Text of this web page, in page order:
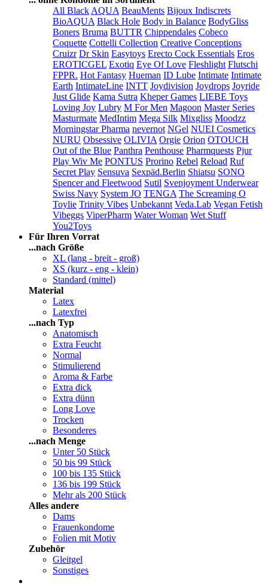
All Black AQUA BeauMents Bijoux Indiscrets
BioAQUA Black Hole Body in Balance BodyGliss
Boners Bruma BUTTR Chippendales Cobeco
Coquette Cottelli Collection Creative Conceptions
Cruizr Dr Skin Easytoys Erecto Cock Essentials Eros
EROTICGEL Exotiq Eye Of Love Fleshlight Flutschi
FPPR. Hot Fantasy Hueman ID Lube Intimate Intimate
Earth IntimateLine INTT Joydivision Joydrops Joyride
Just Glide Kama Sutra Kheper Games LIEBE Toys
Loving Joy Lubry M For Men Magoon Master Series
Masturmate MedIntim Mega Silk Mixgliss Moodzz
Morningstar Pharma nevernot NGel NUEI Cosmetics
NURU Obsessive OLIVIA Orgie Orion OTOUCH
Out of the Blue Panthra Penthouse Pharmquests Pjur
Play Wiv Me PONTUS Prorino Rebel Reload Ruf
Secret Play Sensuva Sexpäd.Berlin Shiatsu SONO
Spencer and Fleetwood Sutil Svenjoyment Underwear
Swiss Navy System JO TENGA The Screaming O
Toylie Trinity Vibes Unbekannt Veda.Lab Vegan Fetish
Vibeggs ViperPharm Water Woman Wet Stuff
You2Toys
Für Ihren Vorrat
...nach Größe
XL (lang - breit - groß)
XS (kurz - eng - klein)
Standard (mittel)
Material
Latex
Latexfrei
...nach Typ
Anatomisch
Extra Feucht
Normal
Stimulierend
Aroma & Farbe
Extra dick
Extra dünn
Long Love
Trocken
Besonderes
...nach Menge
Unter 50 Stück
50 bis 99 Stück
100 bis 135 Stück
136 bis 199 Stück
Mehr als 200 Stück
Alles andere
Dams
Frauenkondome
Folien mit Motiv
Zubehör
Gleitgel
Sonstiges